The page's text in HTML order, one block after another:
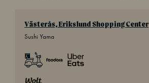
Västerås, Erikslund Shopping Center
Sushi Yama